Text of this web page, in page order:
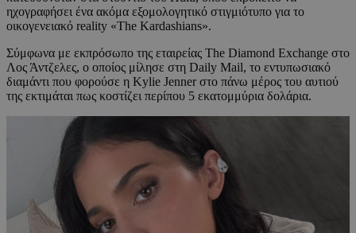
ηχογραφήσει ένα ακόμα εξομολογητικό στιγμιότυπο για το
οικογενειακό reality «The Kardashians».
Σύμφωνα με εκπρόσωπο της εταιρείας The Diamond Exchange στο
Λος Άντζελες, ο οποίος μίλησε στη Daily Mail, το εντυπωσιακό
διαμάντι που φορούσε η Kylie Jenner στο πάνω μέρος του αυτιού
της εκτιμάται πως κοστίζει περίπου 5 εκατομμύρια δολάρια.